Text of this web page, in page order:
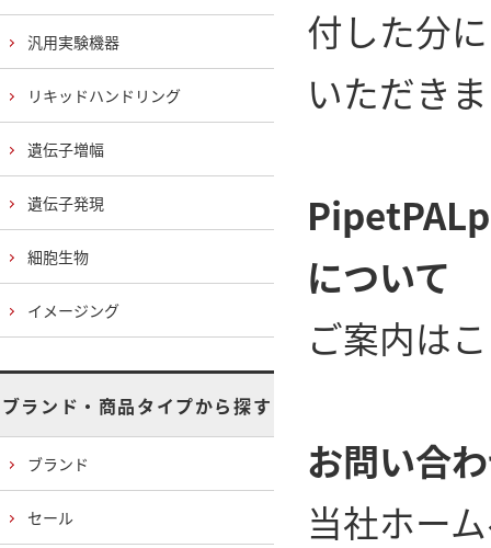
付した分
いただき
について
ご案内は
お問い合
当社ホー
汎用実験機器
リキッドハンドリング
遺伝子増幅
遺伝子発現
細胞生物
イメージング
ブランド・商品タイプから探す
ブランド
セール